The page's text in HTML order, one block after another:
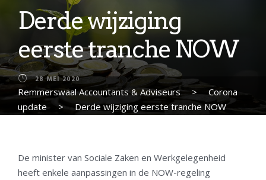
Derde wijziging
eerste tranche NOW
28 MEI 2020
Remmerswaal Accountants & Adviseurs >
Corona
update
> Derde wijziging eerste tranche NOW
De minister van Sociale Zaken en Werkgelegenheid
heeft enkele aanpassingen in de NOW-regeling